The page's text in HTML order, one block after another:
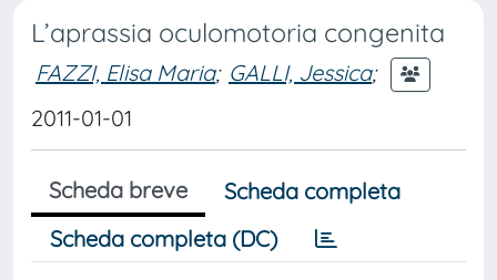
L’aprassia oculomotoria congenita
FAZZI, Elisa Maria; GALLI, Jessica;
2011-01-01
Scheda breve
Scheda completa
Scheda completa (DC)